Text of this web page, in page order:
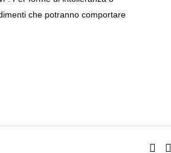
che potranno comportare